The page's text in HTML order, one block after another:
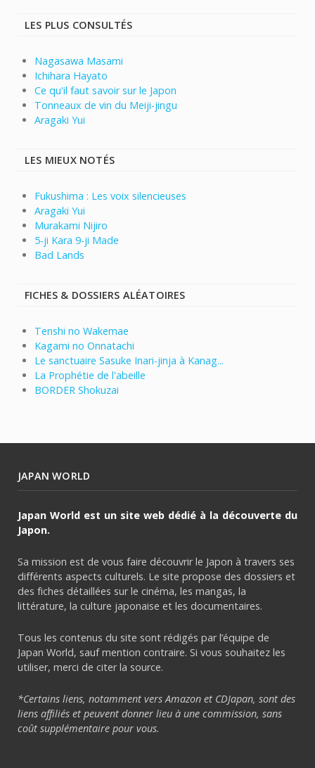
LES PLUS CONSULTÉS
Nagasawa Masami
Ichihara Hayato
Ce qu'il faut savoir sur le Japon
Tonneaux de vin du Meiji-jingu
Aragaki Yui
LES MIEUX NOTÉS
Fukushima : Les voix silencieuses
Aragaki Yui
Murakami Nijiro
5-ji Kara 9-ji Made
Bad Lands
FICHES & DOSSIERS ALÉATOIRES
Tenshi no Wakemae
Kagami no Onnatachi
Le sanctuaire Sasuke Inari-jinja à Kanag...
La Prophétie de l'abeille
BORDER Shokuzai
JAPAN WORLD
Japan World est un site web dédié à la découverte du
Japon.
Sa mission est de vous faire découvrir le Japon à travers ses
différents aspects culturels. Le site propose des dossiers et
des fiches détaillées sur le cinéma, les mangas, la
littérature, la culture japonaise et les documentaires.
Tous les contenus du site sont rédigés par l’équipe de
Japan World, sauf mention contraire. Si vous souhaitez les
utiliser, merci de citer la source.
*Certains liens, notamment vers Amazon et CDJapan, sont des
liens affiliés et peuvent donner lieu à une commission, sans
coût supplémentaire pour vous.